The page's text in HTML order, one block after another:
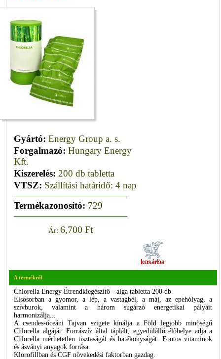
Gyártó: Energy Group a. s.
Forgalmazó: Hungary Energy
Kft.
Kiszerelés: 200 db tabletta
VTSZ: Szállítási határidő: 4 nap
Termékazonosító: 729
Ár: 6,700 Ft
A termékről
Chlorella Energy Étrendkiegészítő - alga tabletta 200 db
Elsősorban a gyomor, a lép, a vastagbél, a máj, az epehólyag, a
szívburok, valamint a három sugárzó energetikai pályáit
harmonizálja...
A csendes-óceáni Tajvan szigete kínálja a Föld legjobb minőségű
Chlorella algáját. Forrásvíz által táplált, egyedülálló élőhelye adja a
Chlorella mérhetetlen tisztaságát és hatékonyságát. Fontos vitaminok
és ásványi anyagok forrása.
Klorofillban és CGF növekedési faktorban gazdag.